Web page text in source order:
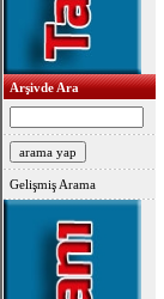
Arşivde Ara
Gelişmiş Arama